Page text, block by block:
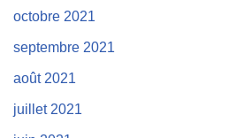
octobre 2021
septembre 2021
août 2021
juillet 2021